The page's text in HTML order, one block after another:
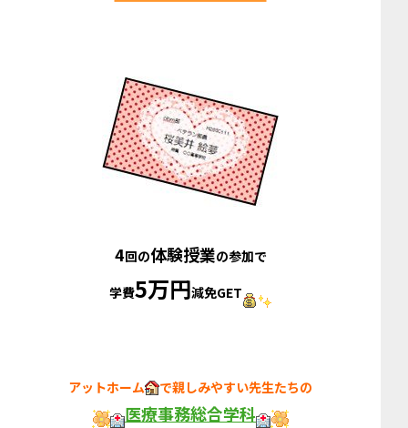
4回の体験授業の参加で
学費5万円減免GET
アットホーム で親しみやすい先生たちの
医療事務総合学科